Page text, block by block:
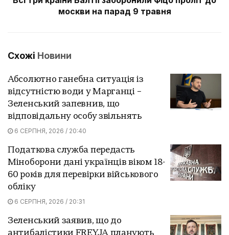
москви на парад 9 травня
Схожі Новини
Абсолютно ганебна ситуація із
відсутністю води у Марганці –
Зеленський запевнив, що
відповідальну особу звільнять
6 СЕРПНЯ, 2026 / 20:40
Податкова служба передасть
Міноборони дані українців віком 18-
60 років для перевірки військового
обліку
6 СЕРПНЯ, 2026 / 20:31
Зеленський заявив, що до
антибалістики FREYJA планують